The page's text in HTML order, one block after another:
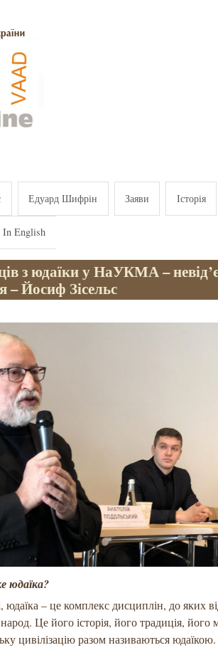
Едуард Шифрін Заяви Історія
In English
з юдаїки у НаУКМА –
– Йосиф Зісельс
юдаїка?
– це комплекс дисциплін, до яких
Це його історія, його традиція, його
цивілізацію разом називаються юдаїкою.